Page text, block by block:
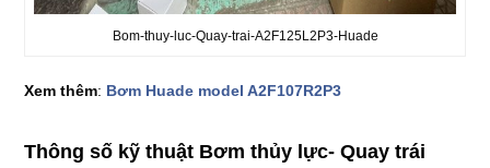
Bom-thuy-luc-Quay-trai-A2F125L2P3-Huade
Xem thêm: Bơm Huade model A2F107R2P3
Thông số kỹ thuật Bơm thủy lực- Quay trái